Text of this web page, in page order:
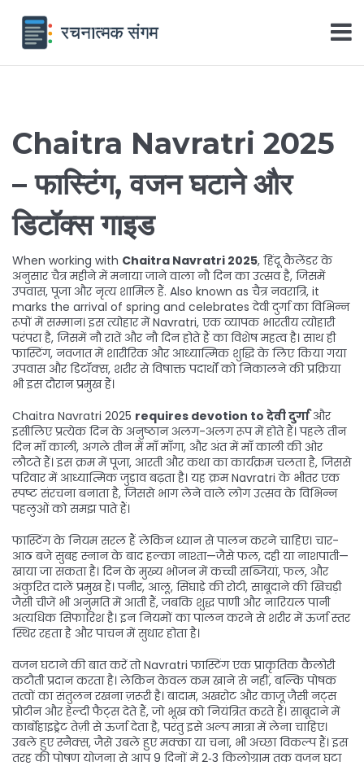
Chaitra Navratri 2025
– फास्टिंग, वजन घटाने और
डिटॉक्स गाइड
When working with Chaitra Navratri 2025, हिंदू कैलेंडर के
अनुसार चैत्र महीने में मनाया जाने वाला नौ दिन का उत्सव है, जिसमें
उपवास, पूजा और नृत्य शामिल हैं. Also known as चैत्र नवरात्रि, it
marks the arrival of spring and celebrates देवी दुर्गा का विभिन्न
रूपों में सम्मान।इस त्योहार मेंNavratri, एक व्यापक भारतीय त्योहारी
परंपरा है, जिसमें नौ रातें और नौ दिन होते हैंका विशेष महत्व है। साथ ही
फास्टिंग, नवजात में शारीरिक और आध्यात्मिक शुद्धि के लिए किया गया
उपवासऔरडिटॉक्स, शरीर से विषाक्त पदार्थों को निकालने की प्रक्रिया
भी इस दौरान प्रमुख हैं।
Chaitra Navratri 2025 requires devotion to देवी दुर्गाऔर
इसीलिए प्रत्येक दिन के अनुष्ठान अलग-अलग रूप में होते हैं। पहले तीन
दिन माँ काली, अगले तीन में माँ माँगा, और अंत में माँ काली की ओर
लौटते हैं। इस क्रम में पूजा, आरती और कथा का कार्यक्रम चलता है, जिससे
परिवार में आध्यात्मिक जुड़ाव बढ़ता है। यह क्रम Navratri के भीतर एक
स्पष्ट संरचना बनाता है, जिससे भाग लेने वाले लोग उत्सव के विभिन्न
पहलुओं को समझ पाते हैं।
फास्टिंग के नियम सरल हैं लेकिन ध्यान से पालन करने चाहिए। चार-
आठ बजे सुबह स्नान के बाद हल्का नाश्ता—जैसे फल, दही या नाशपाती—
खाया जा सकता है। दिन के मुख्य भोजन में कच्ची सब्जियां, फल, और
अंकुरित दालें प्रमुख हैं। पनीर, आलू, सिंघाड़े की रोटी, साबूदाने की खिचड़ी
जैसी चीजें भी अनुमति में आती हैं, जबकि शुद्ध पाणी और नारियल पानी
अत्यधिक सिफारिश है। इन नियमों का पालन करने से शरीर में ऊर्जा स्तर
स्थिर रहता है और पाचन में सुधार होता है।
वजन घटाने की बात करें तो Navratri फास्टिंग एक प्राकृतिक कैलोरी
कटौती प्रदान करता है। लेकिन केवल कम खाने से नहीं, बल्कि पोषक
तत्वों का संतुलन रखना ज़रूरी है। बादाम, अखरोट और काजू जैसी नट्स
प्रोटीन और हेल्दी फैट्स देते हैं, जो भूख को नियंत्रित करते हैं। साबूदाने में
कार्बोहाइड्रेट तेज़ी से ऊर्जा देता है, परंतु इसे अल्प मात्रा में लेना चाहिए।
उबले हुए स्नैक्स, जैसे उबले हुए मक्का या चना, भी अच्छा विकल्प हैं। इस
तरह की पोषण योजना से आप 9 दिनों में 2‑3 किलोग्राम तक वजन घटा